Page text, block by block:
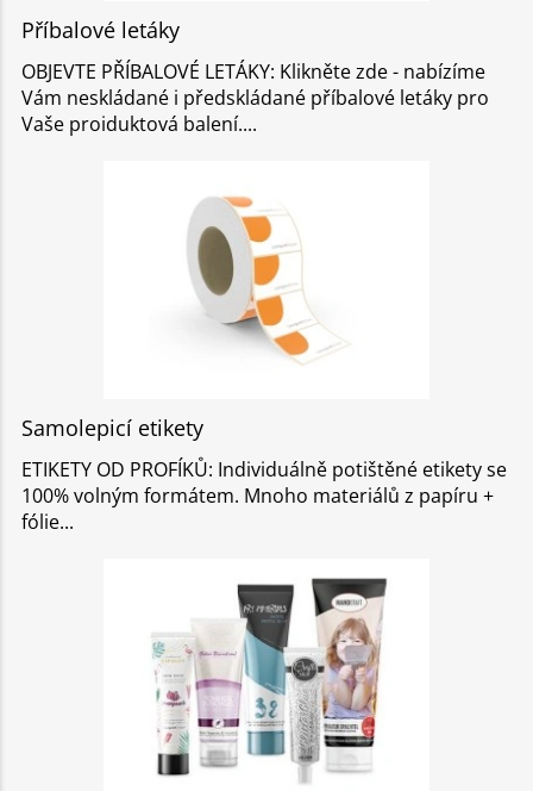
Příbalové letáky
OBJEVTE PŘÍBALOVÉ LETÁKY: Klikněte zde - nabízíme
Vám neskládané i předskládané příbalové letáky pro
Vaše proiduktová balení.
Samolepicí etikety
ETIKETY OD PROFÍKŮ: Individuálně potištěné etikety se
100% volným formátem. Mnoho materiálů z papíru +
fólie